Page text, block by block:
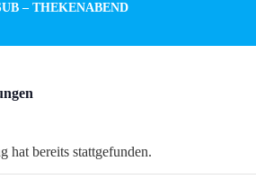
– THEKENABEND
hat bereits stattgefunden.